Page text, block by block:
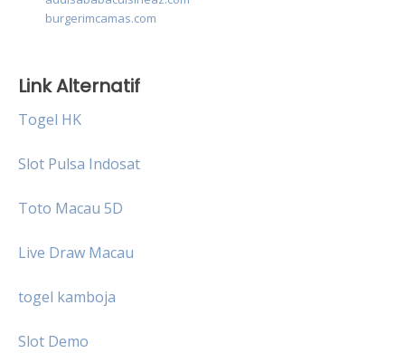
burgerimcamas.com
Link Alternatif
Togel HK
Slot Pulsa Indosat
Toto Macau 5D
Live Draw Macau
togel kamboja
Slot Demo